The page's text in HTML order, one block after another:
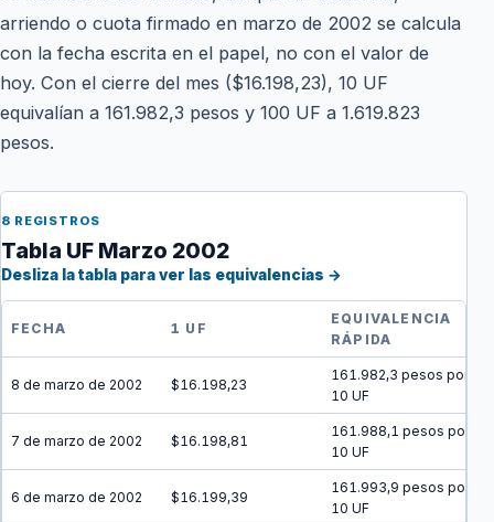
arriendo o cuota firmado en marzo de 2002 se calcula
con la fecha escrita en el papel, no con el valor de
hoy. Con el cierre del mes ($16.198,23), 10 UF
equivalían a 161.982,3 pesos y 100 UF a 1.619.823
pesos.
8 REGISTROS
Tabla UF Marzo 2002
Desliza la tabla para ver las equivalencias →
FECHA 1 UF
EQUIVALENCIA
RÁPIDA
8 de marzo de 2002 $16.198,23
161.982,3 pesos por
10 UF
7 de marzo de 2002 $16.198,81
161.988,1 pesos por
10 UF
6 de marzo de 2002 $16.199,39
161.993,9 pesos por
10 UF